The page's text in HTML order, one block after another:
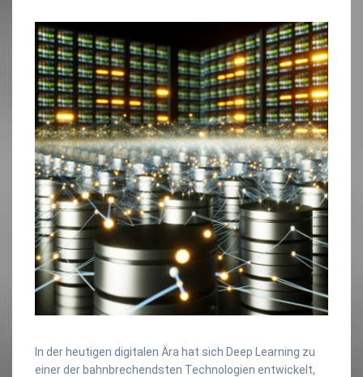
In der heutigen digitalen Ära hat sich Deep Learning zu
einer der bahnbrechendsten Technologien entwickelt,